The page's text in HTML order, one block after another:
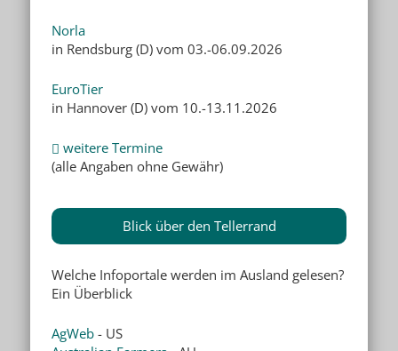
Norla
in Rendsburg (D) vom 03.-06.09.2026
EuroTier
in Hannover (D) vom 10.-13.11.2026
weitere Termine
(alle Angaben ohne Gewähr)
Blick über den Tellerrand
Welche Infoportale werden im Ausland gelesen?
Ein Überblick
AgWeb - US